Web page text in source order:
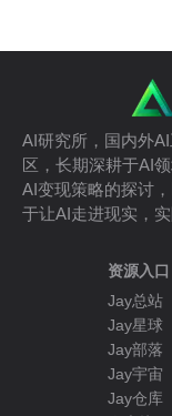
AI研究所，国内外
区，长期深耕于AI
AI变现策略的探讨
于让AI走进现实，
资源入口
Jay总站
Jay星球
Jay部落
Jay宇宙
Jay仓库